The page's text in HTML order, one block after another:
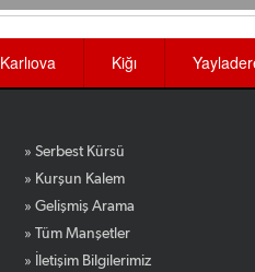
Karlıova Kiğı
» Serbest Kürsü
» Kurşun Kalem
» Gelişmiş Arama
» Tüm Manşetler
» İletişim Bilgilerimiz